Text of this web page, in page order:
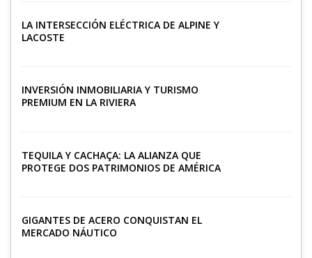
LA INTERSECCIÓN ELÉCTRICA DE ALPINE Y
LACOSTE
INVERSIÓN INMOBILIARIA Y TURISMO
PREMIUM EN LA RIVIERA
TEQUILA Y CACHAÇA: LA ALIANZA QUE
PROTEGE DOS PATRIMONIOS DE AMÉRICA
GIGANTES DE ACERO CONQUISTAN EL
MERCADO NÁUTICO